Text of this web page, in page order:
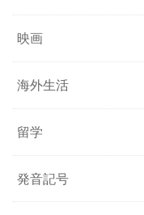
映画
海外生活
留学
発音記号